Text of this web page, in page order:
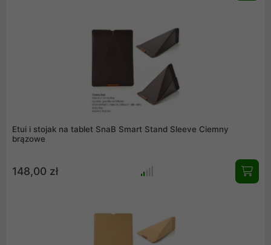
Etui i stojak na tablet SnaB Smart Stand Sleeve Ciemny
brązowe
148,00 zł